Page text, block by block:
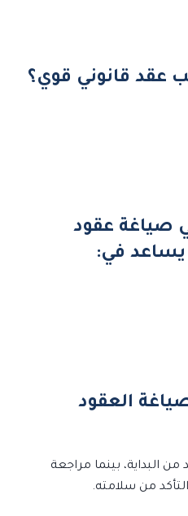
عقد قانوني قوي؟
صياغة عقود
في:
العقود
البداية، بينما مراجعة
من سلامته.